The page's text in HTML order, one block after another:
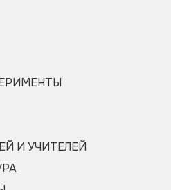
И УЧИТЕЛЕЙ